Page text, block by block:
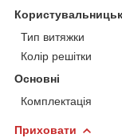
Тип витяжки
Колір решітки
Основні
Комплектація
Приховати